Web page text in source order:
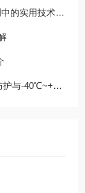
实用技术解析
宽温工作能力